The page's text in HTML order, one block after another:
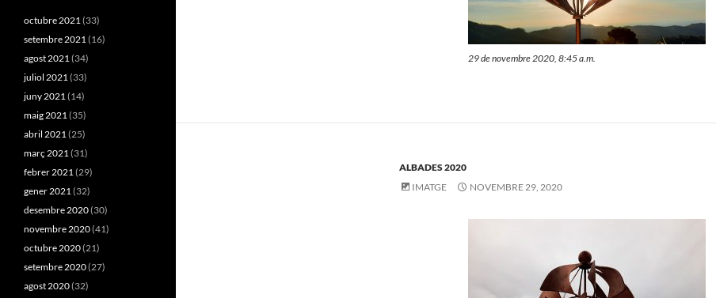
29 de novembre 2020, 8:45 a.m.
ALBADES 2020
IMATGE
NOVEMBRE 29, 2020
octubre 2021(33)
setembre 2021(16)
agost 2021(34)
juliol 2021(33)
juny 2021(14)
maig 2021(35)
abril 2021(25)
març 2021(31)
febrer 2021(29)
gener 2021(32)
desembre 2020(30)
novembre 2020(41)
octubre 2020(21)
setembre 2020(27)
agost 2020(32)